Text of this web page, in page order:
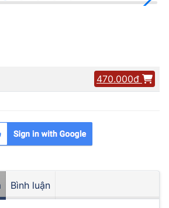
470.000đ
Bình luận